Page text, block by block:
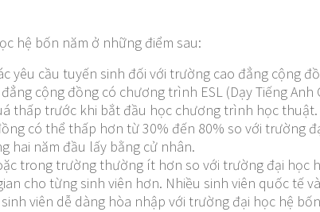
hệ bốn năm ở những điểm sau:
yêu cầu tuyến sinh đối với trường cao đẳng cộng
cộng đồng có chương trình ESL (Dạy Tiếng Anh
thấp trước khi bắt đầu học chương trình học thuật.
có thể thấp hơn từ 30% đến 80% so với trường
hai năm đầu lấy bằng cử nhân.
trong trường thường ít hơn so với trường đại học
cho từng sinh viên hơn. Nhiều sinh viên quốc tế
viên dễ dàng hòa nhập với trường đại học hệ